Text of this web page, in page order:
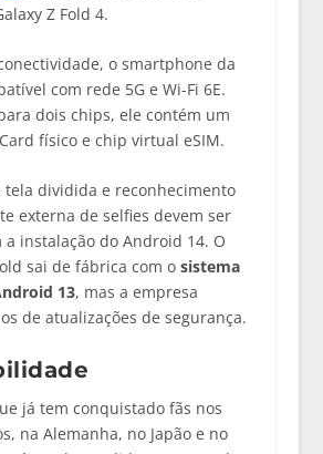
Z Fold 4.
o smartphone da
com rede 5G e Wi-Fi 6E.
dois chips, ele contém um
físico e chip virtual eSIM.
tela dividida e reconhecimento
externa de selfies devem ser
a instalação do Android 14. O
sai de fábrica com o sistema
13, mas a empresa
de atualizações de segurança.
já tem conquistado fãs nos
na Alemanha, no Japão e no